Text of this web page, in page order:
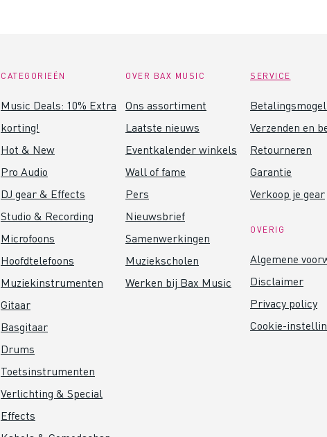
CATEGORIEËN
Music Deals: 10% Extra
korting!
Hot & New
Pro Audio
DJ gear & Effects
Studio & Recording
Microfoons
Hoofdtelefoons
Muziekinstrumenten
Gitaar
Basgitaar
Drums
Toetsinstrumenten
Verlichting & Special
Effects
OVER BAX MUSIC
Ons assortiment
Laatste nieuws
Eventkalender winkels
Wall of fame
Pers
Nieuwsbrief
Samenwerkingen
Muziekscholen
Werken bij Bax Music
SERVICE
Verzenden en
Retourneren
Garantie
Verkoop je gear
OVERIG
Algemene
Disclaimer
Privacy policy
Cookie-